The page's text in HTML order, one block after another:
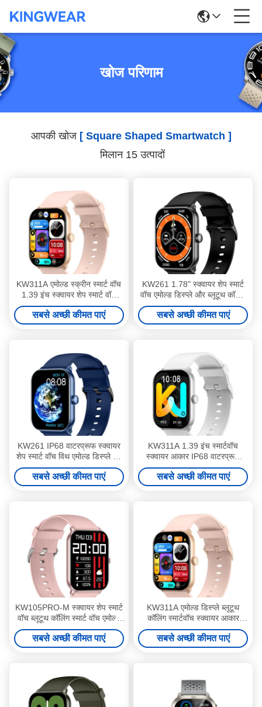
खोज परिणाम
आपकी खोज [ Square Shaped Smartwatch ]
मिलान 15 उत्पादों
KW311A एमोल्ड स्क्रीन स्मार्ट वॉच
1.39 इंच स्क्वायर शेप स्मार्ट वॉच
वाटरप्रूफ
सबसे अच्छी कीमत पाएं
KW261 1.78" स्क्वायर शेप स्मार्ट
वॉच एमोल्ड डिस्प्ले और ब्लूटूथ कॉलिंग
स्मार्ट वॉच
सबसे अच्छी कीमत पाएं
KW261 IP68 वाटरप्रूफ स्क्वायर
शेप स्मार्ट वॉच विथ एमोल्ड डिस्प्ले एंड
कॉलिंग
सबसे अच्छी कीमत पाएं
KW311A 1.39 इंच स्मार्टवॉच
स्क्वायर आकार IP68 वाटरप्रूफ
स्मार्टवॉच ब्लूटूथ कॉलिंग
सबसे अच्छी कीमत पाएं
KW105PRO-M स्क्वायर शेप स्मार्ट
वॉच ब्लूटूथ कॉलिंग स्मार्ट वॉच एमोल्ड
डिस्प्ले
सबसे अच्छी कीमत पाएं
KW311A एमोल्ड डिस्प्ले ब्लूटूथ
कॉलिंग स्मार्टवॉच स्क्वायर आकार
1.39 इंच स्मार्टवॉच
सबसे अच्छी कीमत पाएं